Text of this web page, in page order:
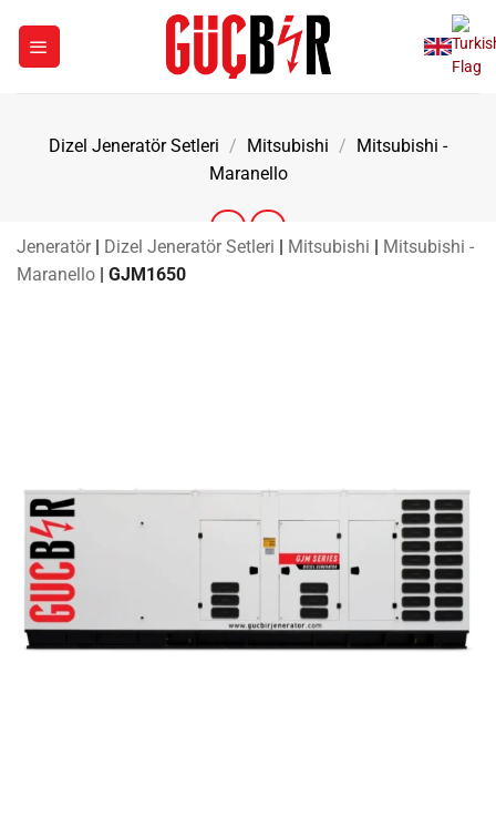
Dizel Jeneratör Setleri / Mitsubishi / Mitsubishi -
Maranello
Jeneratör | Dizel Jeneratör Setleri | Mitsubishi | Mitsubishi -
Maranello | GJM1650